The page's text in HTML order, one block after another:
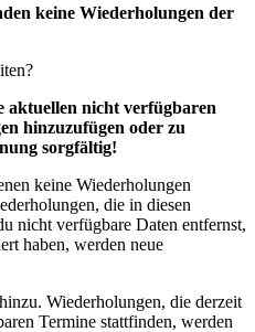
keine Wiederholungen der
aktuellen nicht verfügbaren
hinzuzufügen oder zu
sorgfältig!
keine Wiederholungen
die in diesen
nicht verfügbare Daten entfernst,
haben, werden neue
Wiederholungen, die derzeit
Termine stattfinden, werden